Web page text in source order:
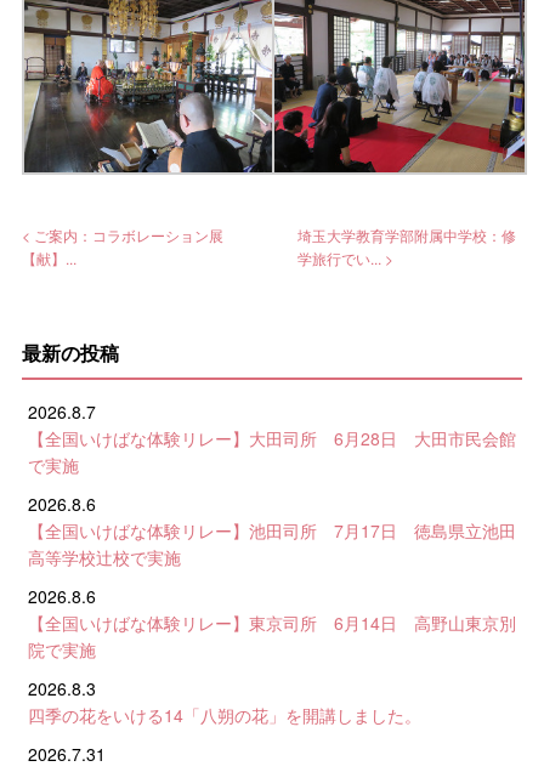
< ご案内：コラボレーション展
【献】...
埼玉大学教育学部附属中学校：修
学旅行でい... >
最新の投稿
2026.8.7
【全国いけばな体験リレー】大田司所 6月28日 大田市民会館
で実施
2026.8.6
【全国いけばな体験リレー】池田司所 7月17日 徳島県立池田
高等学校辻校で実施
2026.8.6
【全国いけばな体験リレー】東京司所 6月14日 高野山東京別
院で実施
2026.8.3
四季の花をいける14「八朔の花」を開講しました。
2026.7.31